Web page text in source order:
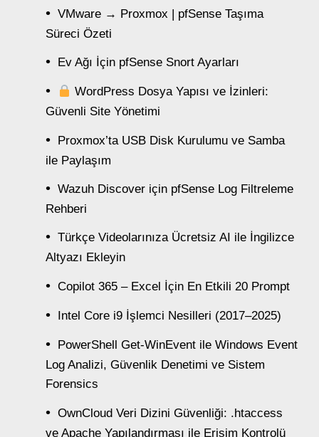
VMware → Proxmox | pfSense Taşıma
Süreci Özeti
Ev Ağı İçin pfSense Snort Ayarları
WordPress Dosya Yapısı ve İzinleri:
Güvenli Site Yönetimi
Proxmox’ta USB Disk Kurulumu ve Samba
ile Paylaşım
Wazuh Discover için pfSense Log Filtreleme
Rehberi
Türkçe Videolarınıza Ücretsiz AI ile İngilizce
Altyazı Ekleyin
Copilot 365 – Excel İçin En Etkili 20 Prompt
Intel Core i9 İşlemci Nesilleri (2017–2025)
PowerShell Get-WinEvent ile Windows Event
Log Analizi, Güvenlik Denetimi ve Sistem
Forensics
OwnCloud Veri Dizini Güvenliği: .htaccess
ve Apache Yapılandırması ile Erişim Kontrolü